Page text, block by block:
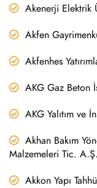
Akenerji Elektrik
Akfen
Akfenhes
AKG Gaz Beton
AKG Yalıtım ve
Akhan Bakım
Malzemeleri Tic. A.Ş.
Akkon Yapı